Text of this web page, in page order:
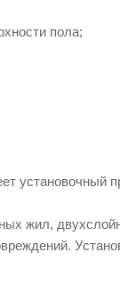
пола;
жил,